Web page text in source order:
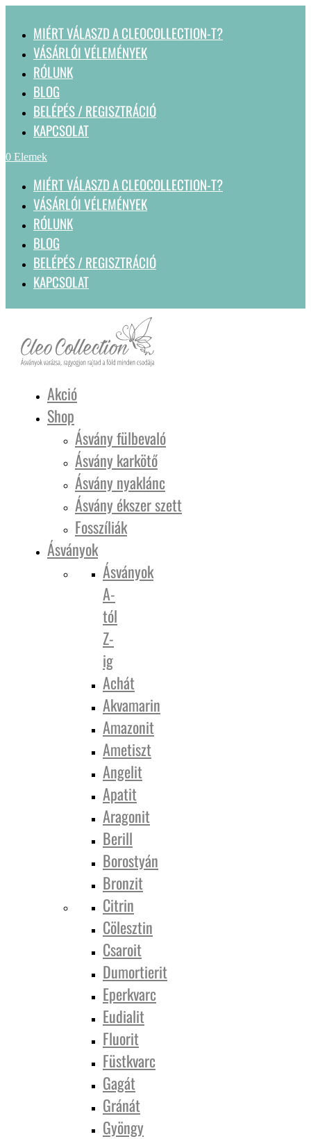
MIÉRT VÁLASZD A CLEOCOLLECTION-T?
VÁSÁRLÓI VÉLEMÉNYEK
RÓLUNK
BLOG
BELÉPÉS / REGISZTRÁCIÓ
KAPCSOLAT
0 Elemek
MIÉRT VÁLASZD A CLEOCOLLECTION-T?
VÁSÁRLÓI VÉLEMÉNYEK
RÓLUNK
BLOG
BELÉPÉS / REGISZTRÁCIÓ
KAPCSOLAT
Akció
Shop
Ásvány fülbevaló
Ásvány karkötő
Ásvány nyaklánc
Ásvány ékszer szett
Fosszíliák
Ásványok
Ásványok
A-
tól
Z-
ig
Achát
Akvamarin
Amazonit
Ametiszt
Angelit
Apatit
Aragonit
Berill
Borostyán
Bronzit
Citrin
Cölesztin
Csaroit
Dumortierit
Eperkvarc
Eudialit
Fluorit
Füstkvarc
Gagát
Gránát
Gyöngy